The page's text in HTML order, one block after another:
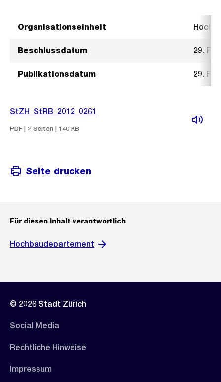
Organisationseinheit
Beschlussdatum 29.
Publikationsdatum 29.
StZH_StRB_2012_0261
PDF | 2 Seiten | 140 KB
Seite drucken
Für diesen Inhalt verantwortlich
Hochbaudepartement
© 2026 Stadt Zürich
Social Media
Rechtliche Hinweise
Impressum